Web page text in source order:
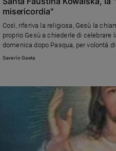
Chiesa
Chiesa
Fede
misericordia"
Così, riferiva la religiosa, Gesù la
proprio Gesù a chiederle di celebrare
domenica dopo Pasqua, per volontà
canonizzata nel 2000. Nasce il 25
Saverio Gaeta